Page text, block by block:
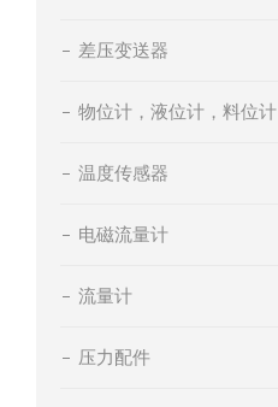
差压变送器
物位计，液位计，料位计
温度传感器
电磁流量计
流量计
压力配件